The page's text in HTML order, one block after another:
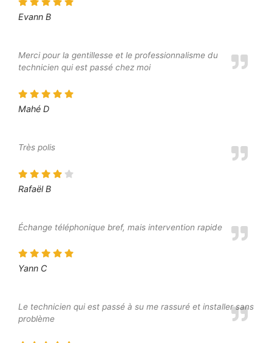
Evann B
Merci pour la gentillesse et le professionnalisme du
technicien qui est passé chez moi
Mahé D
Très polis
Rafaël B
Échange téléphonique bref, mais intervention rapide
Yann C
Le technicien qui est passé à su me rassuré et installer sans
problème